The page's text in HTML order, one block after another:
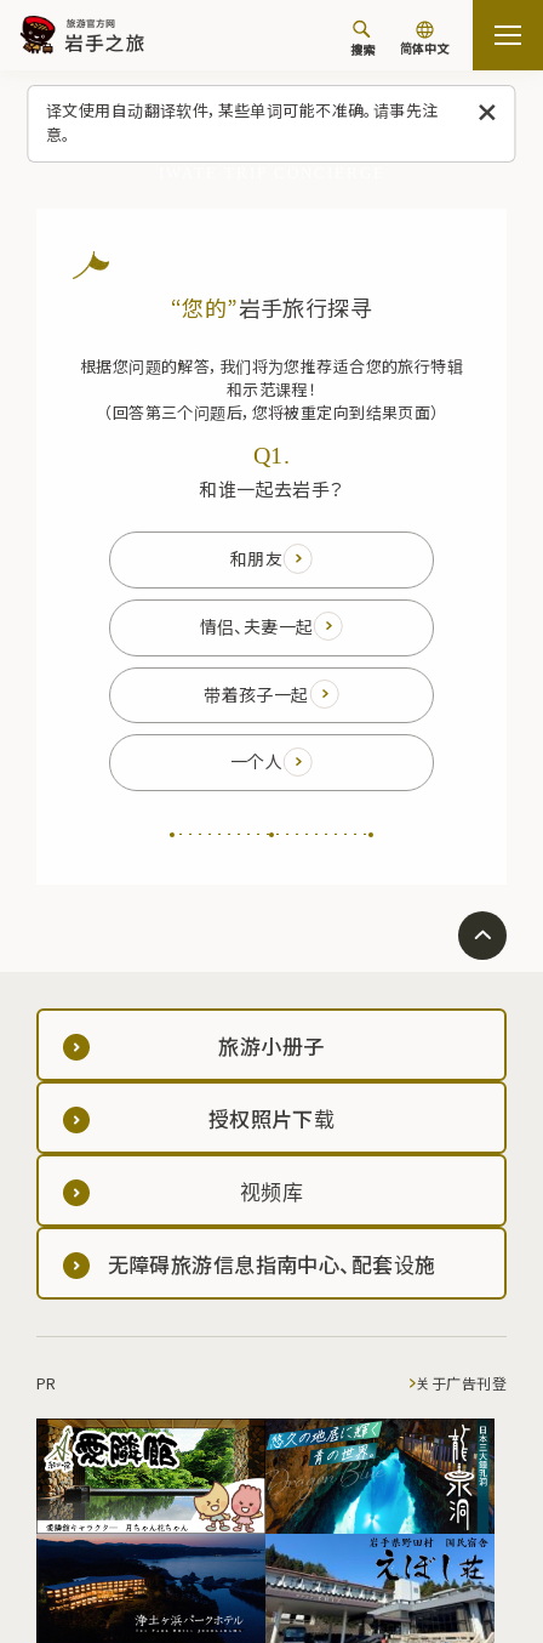
译文使用自动翻译软件，某些单词可能不准确。请事先注
意。
搜索 简体中文
“您的”岩手旅行探寻
根据您问题的解答，我们将为您推荐适合您的旅行特辑
和示范课程！
（回答第三个问题后，您将被重定向到结果页面）
Q1.
和谁一起去岩手？
和朋友
情侣、夫妻一起
带着孩子一起
一个人
旅游小册子
授权照片下载
视频库
无障碍旅游信息指南中心、配套设施
PR 关于广告刊登